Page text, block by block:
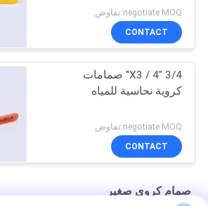
negotiate MOQ:تفاوض
CONTACT
3/4 "X3 / 4" صمامات
كروية نحاسية للمياه
negotiate MOQ:تفاوض
CONTACT
صمام كروي صغير